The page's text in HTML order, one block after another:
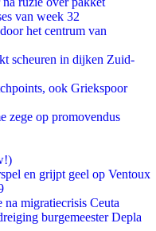
van week 32
het centrum van
scheuren in dijken Zuid-
ook Griekspoor
zege op promovendus
en grijpt geel op Ventoux
migratiecrisis Ceuta
burgemeester Depla